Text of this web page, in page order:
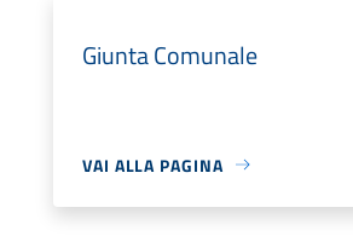
Giunta Comunale
VAI ALLA PAGINA